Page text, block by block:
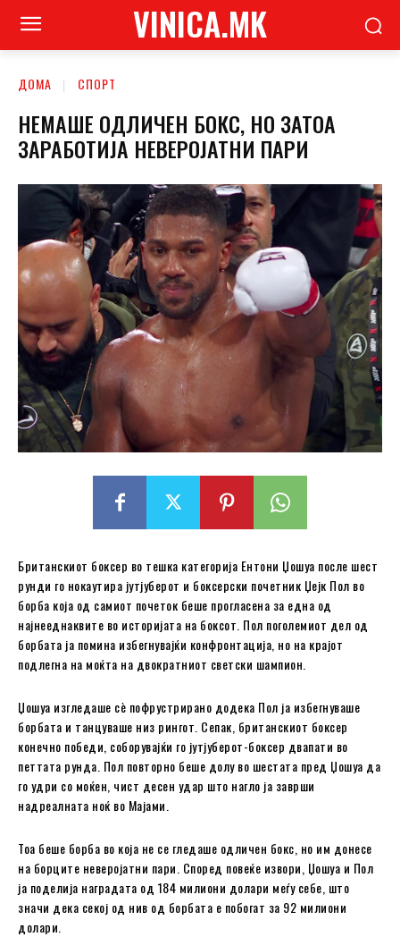
VINICA.MK
ДОМА СПОРТ
НЕМАШЕ ОДЛИЧЕН БОКС, НО ЗАТОА
ЗАРАБОТИЈА НЕВЕРОЈАТНИ ПАРИ
Британскиот боксер во тешка категорија Ентони Џошуа после шест
рунди го нокаутира јутјуберот и боксерски почетник Џејк Пол во
борба која од самиот почеток беше прогласена за една од
најнееднаквите во историјата на боксот. Пол поголемиот дел од
борбата ја помина избегнувајќи конфронтација, но на крајот
подлегна на моќта на двократниот светски шампион.
Џошуа изгледаше сè пофрустрирано додека Пол ја избегнуваше
борбата и танцуваше низ рингот. Сепак, британскиот боксер
конечно победи, соборувајќи го јутјуберот-боксер двапати во
петтата рунда. Пол повторно беше долу во шестата пред Џошуа да
го удри со моќен, чист десен удар што нагло ја заврши
надреалната ноќ во Мајами.
Тоа беше борба во која не се гледаше одличен бокс, но им донесе
на борците неверојатни пари. Според повеќе извори, Џошуа и Пол
ја поделија наградата од 184 милиони долари меѓу себе, што
значи дека секој од нив од борбата е побогат за 92 милиони
долари.